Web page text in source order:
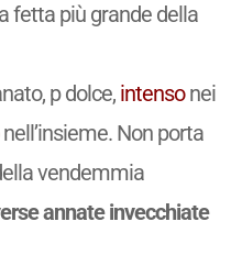
fetta più grande della
p dolce, intensonei
Non porta
vendemmia
annate invecchiate